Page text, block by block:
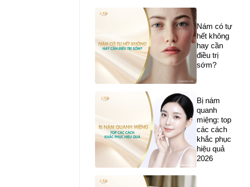
Nám có tự
hết không
hay cần
điều trị
sớm?
Bị nám
quanh
miệng: top
các cách
khắc phục
hiệu quả
2026